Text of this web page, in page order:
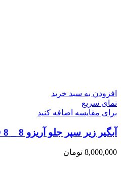
افزودن به سبد خرید
نمای سریع
برای مقایسه اضافه کنید
آبگیر زیر سپر جلو آریزو 8 _ ARRIZO 8
8,000,000 تومان